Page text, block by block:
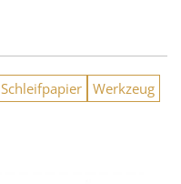
Schleifpapier Werkzeug